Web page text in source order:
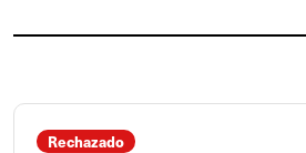
Rechazado